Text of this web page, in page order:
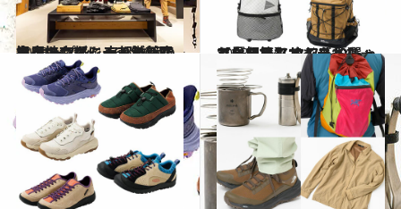
2023.11.26
ハイキングシティとして注目の京都に 160年の歴史を持つマムートが新店を オープン。京都散策の拠点にも！
ライフスタイル 2023.11.4
アウトドアでもデイリーユースでも タフ＆おしゃれな相棒リュック10選 【見た目もサイズもちょうどいい】
ライフスタイル